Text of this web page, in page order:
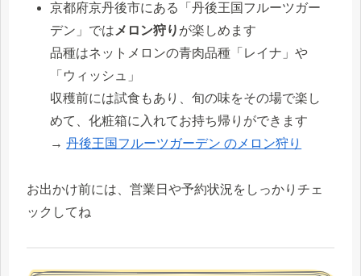
京都府京丹後市にある「丹後王国フルーツガー
デン」では メロン狩り が楽しめます
品種はネットメロンの青肉品種「レイナ」や
「ウィッシュ」
収穫前には試食もあり、旬の味をその場で楽し
めて、化粧箱に入れてお持ち帰りができます
→丹後王国フルーツガーデン のメロン狩り
お出かけ前には、営業日や予約状況をしっかりチェ
ックしてね